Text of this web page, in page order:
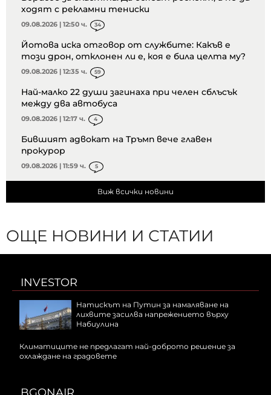
ходят с рекламни тениски
09.08.2026 | 12:50 ч. 34
Йотова иска отговор от службите: Какъв е
този дрон, отклонен ли е, коя е била целта му?
09.08.2026 | 12:35 ч. 59
Най-малко 22 души загинаха при челен сблъсък
между два автобуса
09.08.2026 | 12:17 ч. 4
Бившият адвокат на Тръмп вече главен
прокурор
09.08.2026 | 11:59 ч. 5
Виж всички новини
ОЩЕ НОВИНИ И СТАТИИ
INVESTOR
Натискът на Путин за намаляване на
лихвите засилва напрежението върху
Набиулина
Климатиците не предлагат най-доброто решение за
охлаждане на градовете